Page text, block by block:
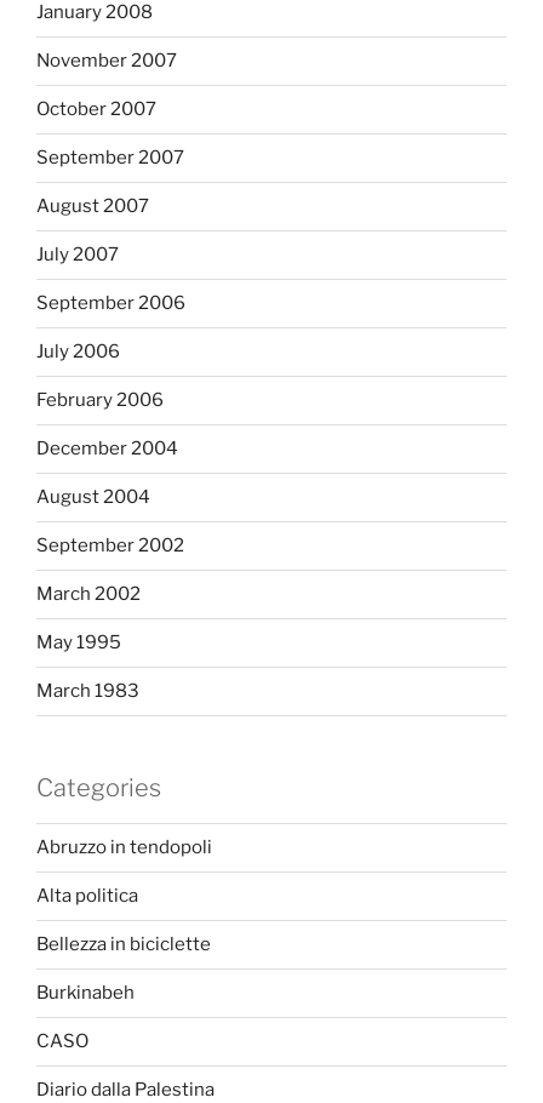
January 2008
November 2007
October 2007
September 2007
August 2007
July 2007
September 2006
July 2006
February 2006
December 2004
August 2004
September 2002
March 2002
May 1995
March 1983
Categories
Abruzzo in tendopoli
Alta politica
Bellezza in biciclette
Burkinabeh
CASO
Diario dalla Palestina